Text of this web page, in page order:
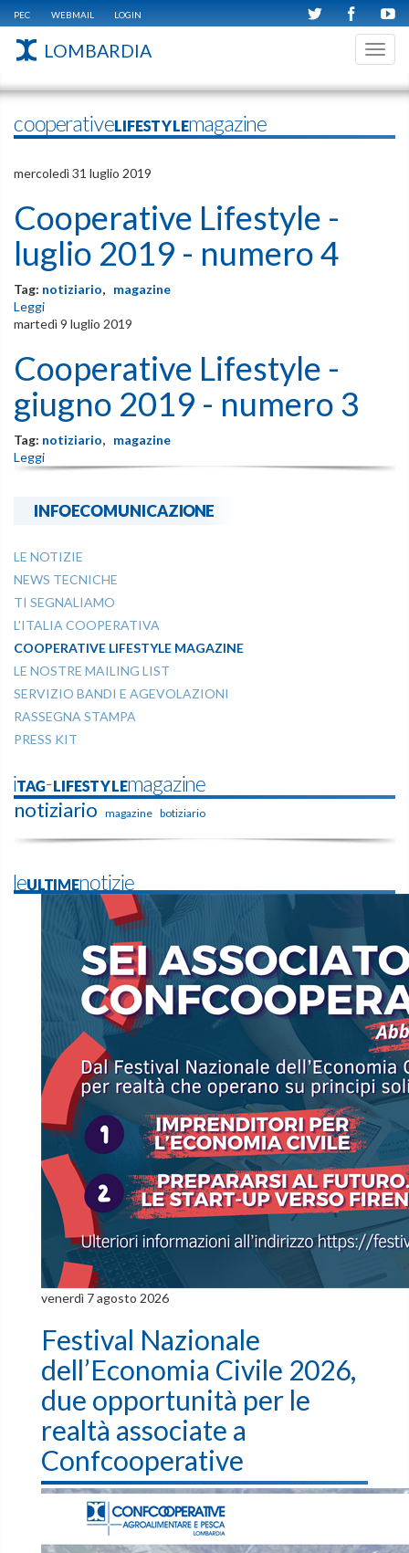
PEC WEBMAIL LOGIN
LOMBARDIA
cooperativeLIFESTYLEmagazine
mercoledì 31 luglio 2019
Cooperative Lifestyle -
luglio 2019 - numero 4
Tag: notiziario, magazine
Leggi
martedì 9 luglio 2019
Cooperative Lifestyle -
giugno 2019 - numero 3
Tag: notiziario, magazine
Leggi
INFOECOMUNICAZIONE
LE NOTIZIE
NEWS TECNICHE
TI SEGNALIAMO
L'ITALIA COOPERATIVA
COOPERATIVE LIFESTYLE MAGAZINE
LE NOSTRE MAILING LIST
SERVIZIO BANDI E AGEVOLAZIONI
RASSEGNA STAMPA
PRESS KIT
iTAG-LIFESTYLEmagazine
notiziario magazine botiziario
leULTIMEnotizie
venerdì 7 agosto 2026
Festival Nazionale
dell’Economia Civile 2026,
due opportunità per le
realtà associate a
Confcooperative